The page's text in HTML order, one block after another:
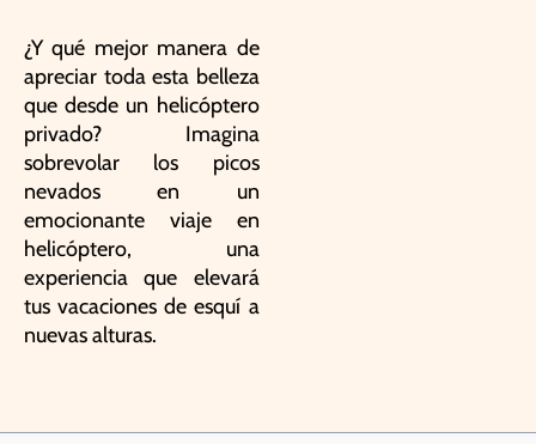
¿Y qué mejor manera de
apreciar toda esta belleza
que desde un helicóptero
privado? Imagina
sobrevolar los picos
nevados en un
emocionante viaje en
helicóptero, una
experiencia que elevará
tus vacaciones de esquí a
nuevas alturas.